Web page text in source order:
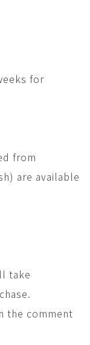
for
from
are available
take
the comment